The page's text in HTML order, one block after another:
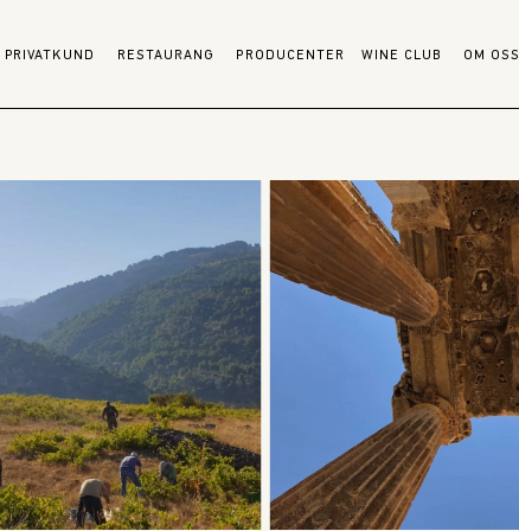
PRIVATKUND RESTAURANG PRODUCENTER WINE CLUB OM OSS